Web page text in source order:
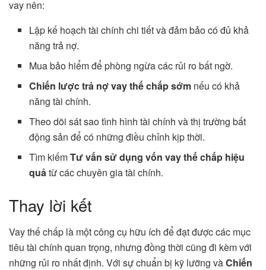
vay nên:
Lập kế hoạch tài chính chi tiết và đảm bảo có đủ khả
năng trả nợ.
Mua bảo hiểm để phòng ngừa các rủi ro bất ngờ.
Chiến lược trả nợ vay thế chấp sớm nếu có khả
năng tài chính.
Theo dõi sát sao tình hình tài chính và thị trường bất
động sản để có những điều chỉnh kịp thời.
Tìm kiếmTư vấn sử dụng vốn vay thế chấp hiệu
quảtừ các chuyên gia tài chính.
Thay lời kết
Vay thế chấp là một công cụ hữu ích để đạt được các mục
tiêu tài chính quan trọng, nhưng đồng thời cũng đi kèm với
những rủi ro nhất định. Với sự chuẩn bị kỹ lưỡng vàChiến